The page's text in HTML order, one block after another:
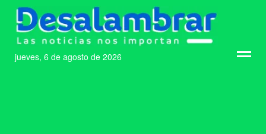
jueves, 6 de agosto de 2026